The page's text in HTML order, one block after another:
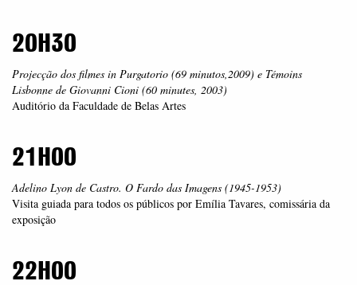
20H30
Projecção dos filmes in Purgatorio (69 minutos,2009) e Témoins
Lisbonne de Giovanni Cioni (60 minutes, 2003)
Auditório da Faculdade de Belas Artes
21H00
Adelino Lyon de Castro. O Fardo das Imagens (1945-1953)
Visita guiada para todos os públicos por Emília Tavares, comissária da
exposição
22H00